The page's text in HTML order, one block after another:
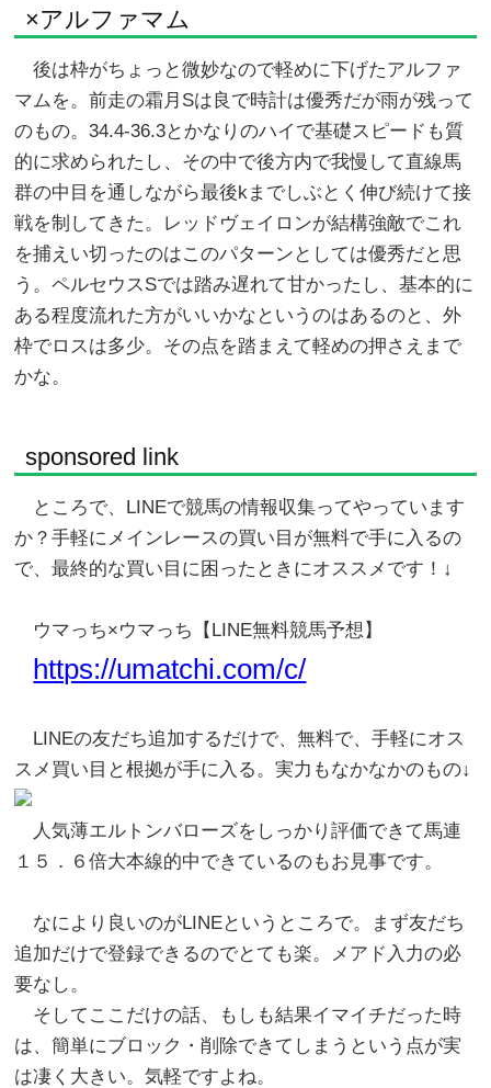
×アルファマム
後は枠がちょっと微妙なので軽めに下げたアルファ
マムを。前走の霜月Sは良で時計は優秀だが雨が残って
のもの。34.4-36.3とかなりのハイで基礎スピードも質
的に求められたし、その中で後方内で我慢して直線馬
群の中目を通しながら最後kまでしぶとく伸び続けて接
戦を制してきた。レッドヴェイロンが結構強敵でこれ
を捕えい切ったのはこのパターンとしては優秀だと思
う。ペルセウスSでは踏み遅れて甘かったし、基本的に
ある程度流れた方がいいかなというのはあるのと、外
枠でロスは多少。その点を踏まえて軽めの押さえまで
かな。
sponsored link
ところで、LINEで競馬の情報収集ってやっています
か？手軽にメインレースの買い目が無料で手に入るの
で、最終的な買い目に困ったときにオススメです！↓
ウマっち×ウマっち【LINE無料競馬予想】
https://umatchi.com/c/
LINEの友だち追加するだけで、無料で、手軽にオス
スメ買い目と根拠が手に入る。実力もなかなかのもの↓
人気薄エルトンバローズをしっかり評価できて馬連
１５．６倍大本線的中できているのもお見事です。
なにより良いのがLINEというところで。まず友だち
追加だけで登録できるのでとても楽。メアド入力の必
要なし。
そしてここだけの話、もしも結果イマイチだった時
は、簡単にブロック・削除できてしまうという点が実
は凄く大きい。気軽ですよね。